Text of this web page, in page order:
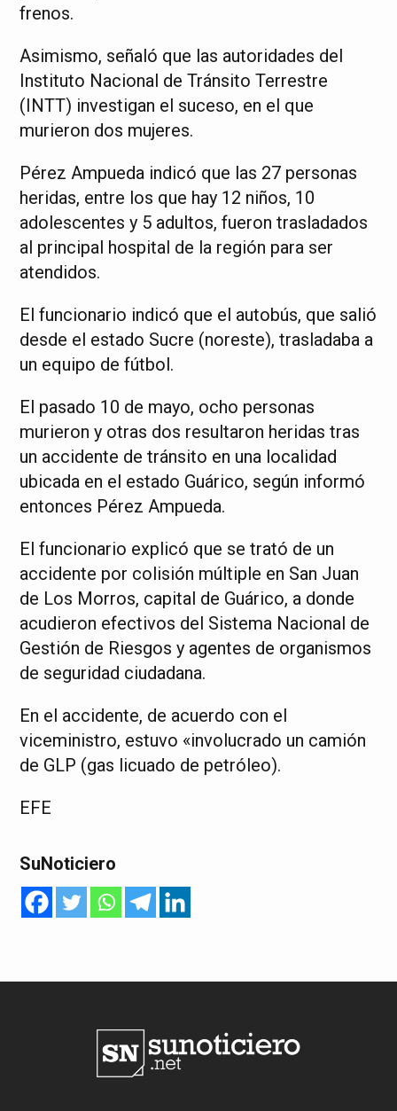
frenos.
Asimismo, señaló que las autoridades del
Instituto Nacional de Tránsito Terrestre
(INTT) investigan el suceso, en el que
murieron dos mujeres.
Pérez Ampueda indicó que las 27 personas
heridas, entre los que hay 12 niños, 10
adolescentes y 5 adultos, fueron trasladados
al principal hospital de la región para ser
atendidos.
El funcionario indicó que el autobús, que salió
desde el estado Sucre (noreste), trasladaba a
un equipo de fútbol.
El pasado 10 de mayo, ocho personas
murieron y otras dos resultaron heridas tras
un accidente de tránsito en una localidad
ubicada en el estado Guárico, según informó
entonces Pérez Ampueda.
El funcionario explicó que se trató de un
accidente por colisión múltiple en San Juan
de Los Morros, capital de Guárico, a donde
acudieron efectivos del Sistema Nacional de
Gestión de Riesgos y agentes de organismos
de seguridad ciudadana.
En el accidente, de acuerdo con el
viceministro, estuvo «involucrado un camión
de GLP (gas licuado de petróleo).
EFE
SuNoticiero